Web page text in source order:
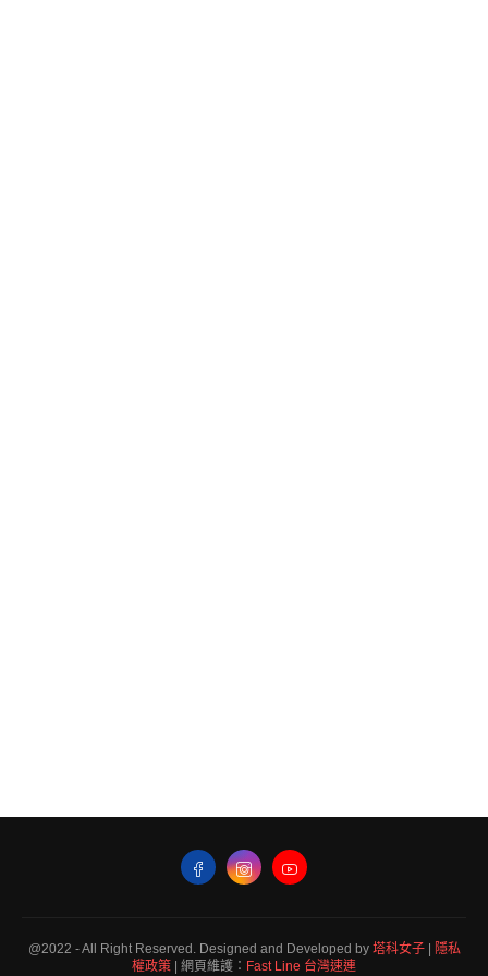
@2022 - All Right Reserved. Designed and Developed by 塔科女子|
隱私
權政策 | 網頁維護： Fast Line 台灣速連